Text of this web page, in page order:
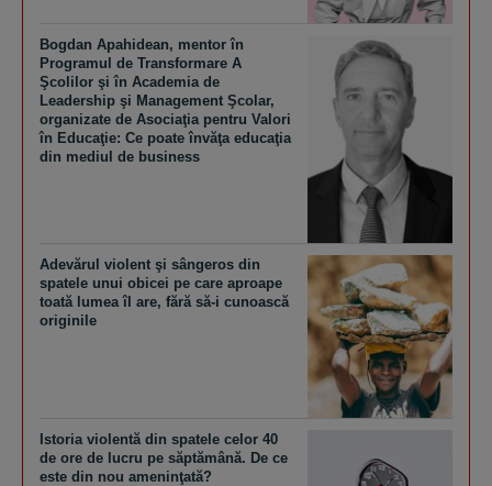
Bogdan Apahidean, mentor în
Programul de Transformare A
Şcolilor şi în Academia de
Leadership şi Management Şcolar,
organizate de Asociaţia pentru Valori
în Educaţie: Ce poate învăţa educaţia
din mediul de business
Adevărul violent şi sângeros din
spatele unui obicei pe care aproape
toată lumea îl are, fără să-i cunoască
originile
Istoria violentă din spatele celor 40
de ore de lucru pe săptămână. De ce
este din nou ameninţată?